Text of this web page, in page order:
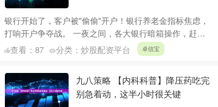
银行开始了，客户被"偷偷"开户！银行养老金指标焦虑，
打响开户争夺战。 一夜之间，各大银行暗箱操作，赶紧
看看你的银行卡有没有被银行私自开通个人养老金账户。
查看： 87 分类： 炒股配资平台 卓信宝
九八策略 【内科科普】降压药吃完
别急着动，这半小时很关键